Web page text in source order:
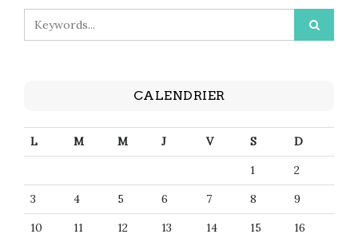
CALENDRIER
L M M J V S
D
1
2
3
4 5 6 7 8
9
10
11 12 13 14 15
16